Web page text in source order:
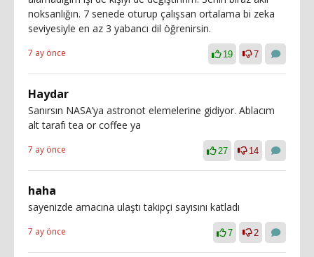
noksanlığın. 7 senede oturup çalışsan ortalama bi zeka
seviyesiyle en az 3 yabancı dil öğrenirsin.
7 ay önce 19 7
Haydar
Sanırsın NASA’ya astronot elemelerine gidiyor. Ablacım
alt tarafı tea or coffee ya
7 ay önce 27 14
haha
sayenizde amacına ulaştı takipçi sayısını katladı
7 ay önce 7 2